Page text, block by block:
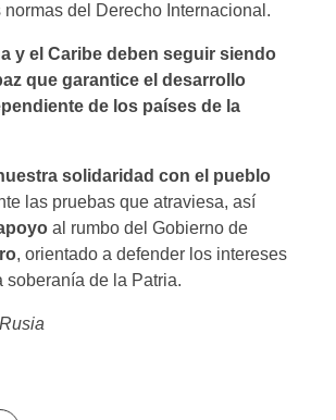
normas del Derecho Internacional.
y el Caribe deben seguir siendo
que garantice el desarrollo
de los países de la
solidaridad con el pueblo
las pruebas que atraviesa, así
al rumbo del Gobierno de
, orientado a defender los intereses
soberanía de la Patria.